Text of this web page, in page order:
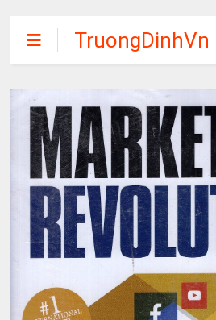
TruongDinhVn
Chia sẽ ebook,
các khóa học,
phần mềm học
tập miễn phí